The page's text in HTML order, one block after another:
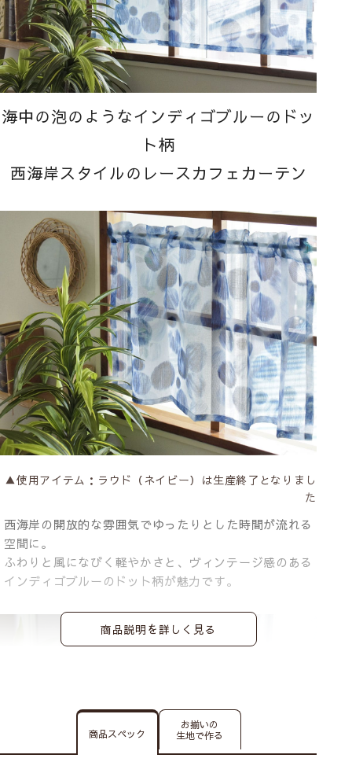
海中の泡のようなインディゴブルーのドッ
ト柄
西海岸スタイルのレースカフェカーテン
▲使用アイテム：ラウド（ネイビー）は生産終了となりまし
た
西海岸の開放的な雰囲気でゆったりとした時間が流れる
空間に。
ふわりと風になびく軽やかさと、ヴィンテージ感のある
インディゴブルーのドット柄が魅力です。
商品説明を詳しく見る
商品スペック
お揃いの
生地で作る